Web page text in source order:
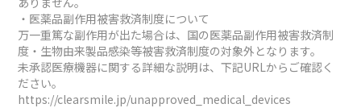
・医薬品副作用被害救済制度について
万一重篤な副作用が出た場合は、国の医薬品副作用被害救済制
度・生物由来製品感染等被害救済制度の対象外となります。
未承認医療機器に関する詳細な説明は、下記URLからご確認く
ださい。
https://clearsmile.jp/unapproved_medical_devices